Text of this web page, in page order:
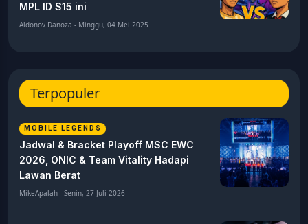
MPL ID S15 ini
Aldonov Danoza - Minggu, 04 Mei 2025
Terpopuler
MOBILE LEGENDS
Jadwal & Bracket Playoff MSC EWC
2026, ONIC & Team Vitality Hadapi
Lawan Berat
MikeApalah - Senin, 27 Juli 2026